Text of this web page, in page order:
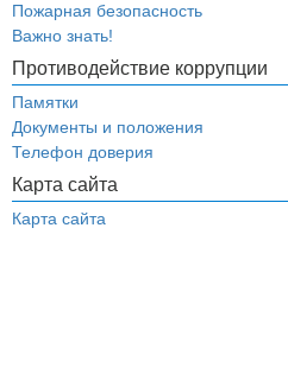
Пожарная безопасность
Важно знать!
Противодействие коррупции
Памятки
Документы и положения
Телефон доверия
Карта сайта
Карта сайта